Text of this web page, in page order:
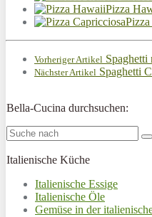
Pizza
Vorheriger Artikel Spaghetti
Nächster Artikel Spaghetti
Bella-Cucina durchsuchen:
Italienische Küche
Italienische Essige
Italienische Öle
Gemüse in der